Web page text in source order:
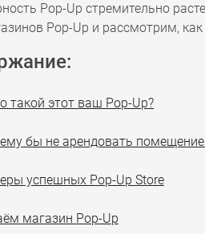
Pop-Up стремительно
Pop-Up и рассмотрим,
такой этот ваш Pop-Up?
бы не арендовать помещение
успешных Pop-Up Store
магазин Pop-Up